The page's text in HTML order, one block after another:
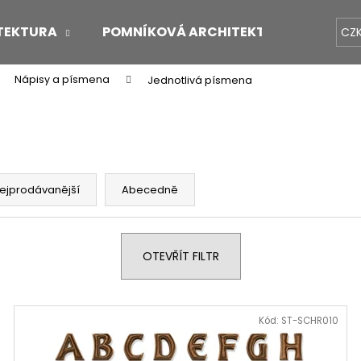
POMNÍKOVÁ ARCHITEKTURA O
Nápisy a písmena Jednotlivá písmena
Abecedně
OTEVŘÍT FILTR
Kód: ST-SCHR010
Co potřebujete najít?
Doporučujeme